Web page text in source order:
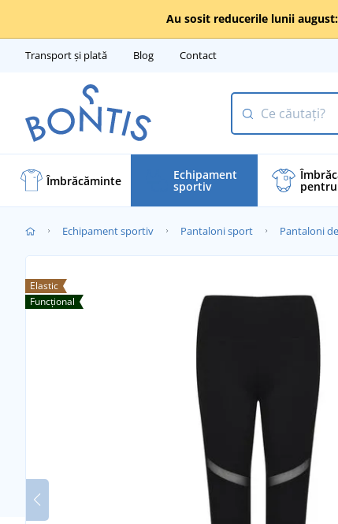
Au sosit reducerile lunii august:
Transport și plată Blog Contact
Îmbrăcăminte Echipament
sportiv
Echipament sportiv Pantaloni sport Pantaloni
Elastic
Funcțional